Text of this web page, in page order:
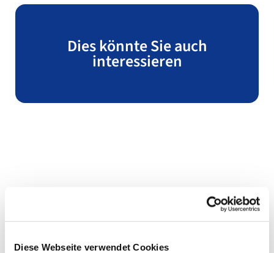
Diese Webseite verwendet Cookies
Dies könnte Sie auch
interessieren